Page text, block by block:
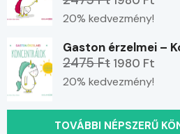
20% kedvezmény!
Gaston érzelmei –
2475 Ft 1980 Ft
20% kedvezmény!
TOVÁBBI NÉPSZERŰ